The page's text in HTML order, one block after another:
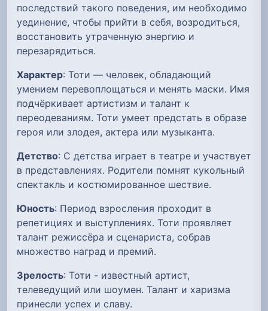
последствий такого поведения, им необходимо
уединение, чтобы прийти в себя, возродиться,
восстановить утраченную энергию и
перезарядиться.
Характер: Тоти — человек, обладающий
умением перевоплощаться и менять маски. Имя
подчёркивает артистизм и талант к
переодеваниям. Тоти умеет предстать в образе
героя или злодея, актера или музыканта.
Детство: С детства играет в театре и участвует
в представлениях. Родители помнят кукольный
спектакль и костюмированное шествие.
Юность: Период взросления проходит в
репетициях и выступлениях. Тоти проявляет
талант режиссёра и сценариста, собрав
множество наград и премий.
Зрелость: Тоти - известный артист,
телеведущий или шоумен. Талант и харизма
принесли успех и славу.